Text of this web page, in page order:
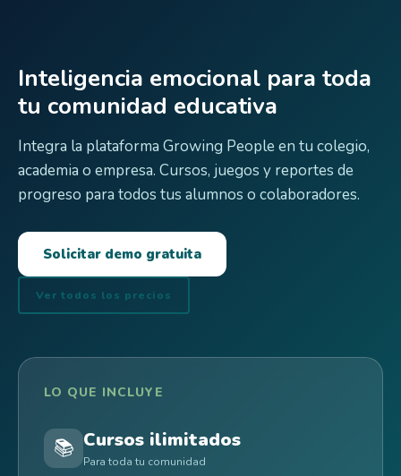
Inteligencia emocional para toda
tu comunidad educativa
Integra la plataforma Growing People en tu colegio,
academia o empresa. Cursos, juegos y reportes de
progreso para todos tus alumnos o colaboradores.
Solicitar demo gratuita
Ver todos los precios
LO QUE INCLUYE
📚 Cursos ilimitados
Para toda tu comunidad